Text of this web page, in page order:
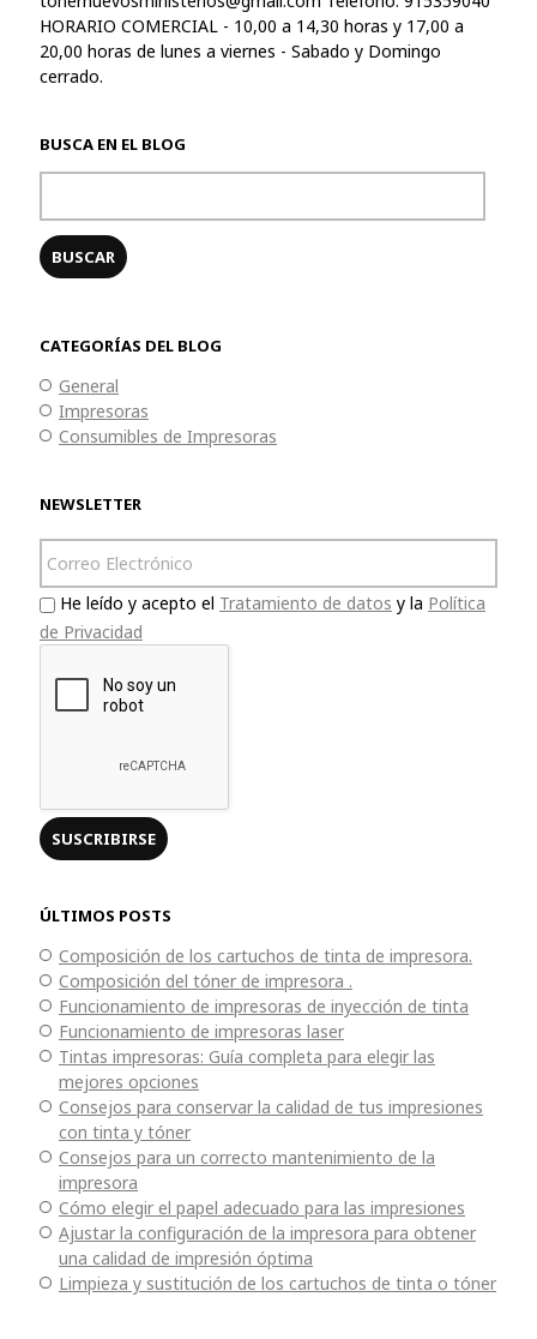
HORARIO COMERCIAL - 10,00 a 14,30 horas y 17,00 a
20,00 horas de lunes a viernes - Sabado y Domingo
cerrado.
BUSCA EN EL BLOG
CATEGORÍAS DEL BLOG
General
Impresoras
Consumibles de Impresoras
NEWSLETTER
He leído y acepto el Tratamiento de datos y la Política
de Privacidad
ÚLTIMOS POSTS
Composición de los cartuchos de tinta de impresora.
Composición del tóner de impresora .
Funcionamiento de impresoras de inyección de tinta
Funcionamiento de impresoras laser
Tintas impresoras: Guía completa para elegir las
mejores opciones
Consejos para conservar la calidad de tus impresiones
con tinta y tóner
Consejos para un correcto mantenimiento de la
impresora
Cómo elegir el papel adecuado para las impresiones
Ajustar la configuración de la impresora para obtener
una calidad de impresión óptima
Limpieza y sustitución de los cartuchos de tinta o tóner